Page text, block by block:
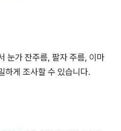
눈가 잔주름, 팔자 주름, 이마
하게 조사할 수 있습니다.